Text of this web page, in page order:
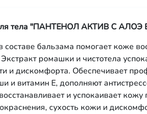
тела "ПАНТЕНОЛ АКТИВ С АЛОЭ
бальзама помогает коже
ромашки и чистотела
и дискомфорта. Обеспечивает
и витамин Е, дополняют
и успокаивает кожу
сухость кожи и